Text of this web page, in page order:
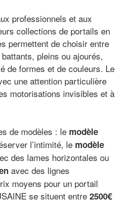
professionnels et aux
collections de portails en
permettent de choisir entre
pleins ou ajourés,
de formes et de couleurs. Le
une attention particulière
motorisations invisibles et à
de modèles : le modèle
l’intimité, le modèle
des lames horizontales ou
avec des lignes
moyens pour un portail
se situent entre 2500€